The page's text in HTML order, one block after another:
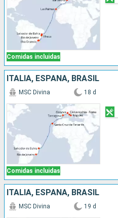
Comidas incluidas
ITALIA, ESPAÑA, BRASIL
Comidas incluidas
MSC Divina 18 d
ITALIA, ESPAÑA, BRASIL
MSC Divina 19 d